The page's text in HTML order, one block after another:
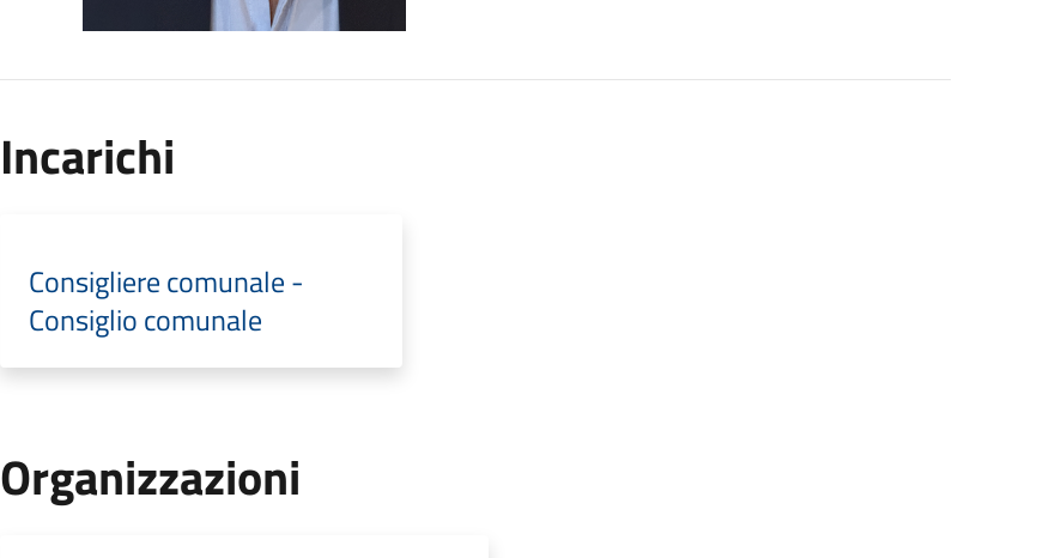
Incarichi
Consigliere comunale -
Consiglio comunale
Organizzazioni